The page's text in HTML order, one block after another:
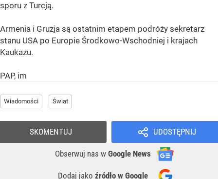
sporu z Turcją.
Armenia i Gruzja są ostatnim etapem podróży sekretarz
stanu USA po Europie Środkowo-Wschodniej i krajach
Kaukazu.
PAP, im
Wiadomości Świat
UDOSTĘPNIJ
Obserwuj nas w Google News
Dodaj jako źródło w Google
SKOMENTUJ